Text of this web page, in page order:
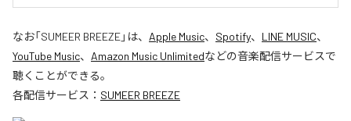
なお「SUMEER BREEZE」は、 Apple Music、 Spotify、 LINE MUSIC、
YouTube Music、 Amazon Music Unlimitedなどの音楽配信サービスで
聴くことができる。
各配信サービス： SUMEER BREEZE